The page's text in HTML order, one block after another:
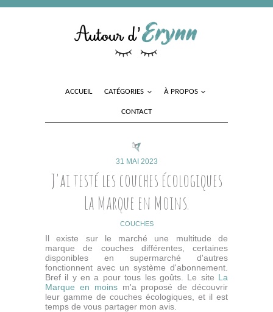
CATÉGORIES
31 MAI 2023
J'ai testé les couches écologiques
La Marque en Moins.
COUCHES
Il existe sur le marché une multitude de
marque de couches différentes, certaines
disponibles en supermarché d'autres
fonctionnent avec un système d'abonnement.
Bref il y en a pour tous les goûts. Le site La
Marque en moinsm'a proposé de découvrir
leur gamme de couches écologiques, et il est
temps de vous partager mon avis.